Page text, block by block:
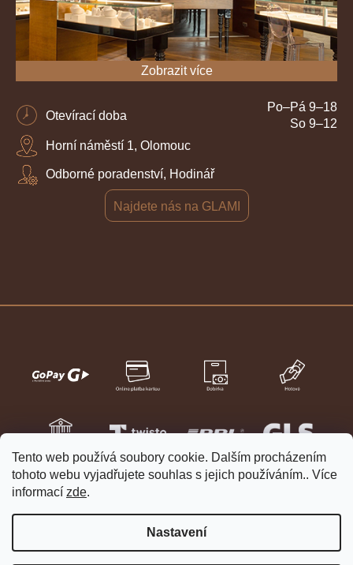
Tento web používá soubory cookie. Dalším procházením
tohoto webu vyjadřujete souhlas s jejich používáním.. Více
informací zde.
Nastavení
Zobrazit více
Otevírací doba
Po–Pá 9–18
So 9–12
Horní náměstí 1, Olomouc
Odborné poradenství, Hodinář
Najdete nás na GLAMI
Vytvořil Shoptet